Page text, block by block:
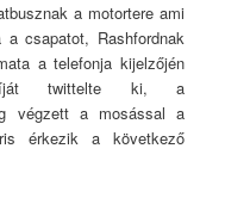
a motortere ami
csapatot, Rashfordnak
a telefonja kijelzőjén
díját twittelte ki, a
végzett a mosással a
érkezik a következő